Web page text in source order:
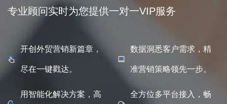
专业顾问实时为您提供一对一VIP服务
开创外贸营销新篇章，
尽在一键戳达。
数据洞悉客户需求，精
准营销策略领先一步。
用智能化解决方案，高 全方位多平台接入，畅